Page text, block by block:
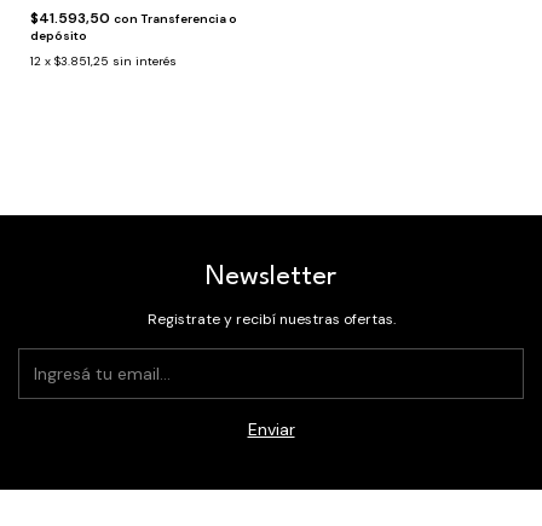
$41.593,50 con Transferencia o
depósito
12 x $3.851,25 sin interés
Newsletter
Registrate y recibí nuestras ofertas.